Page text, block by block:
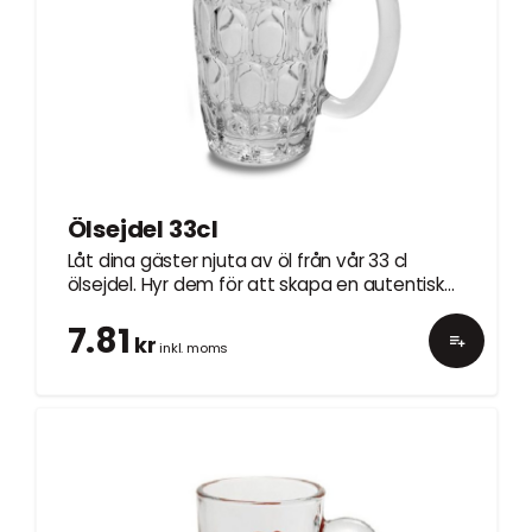
Ölsejdel 33cl
Låt dina gäster njuta av öl från vår 33 cl
ölsejdel. Hyr dem för att skapa en autentisk
7.81 krinkl. moms